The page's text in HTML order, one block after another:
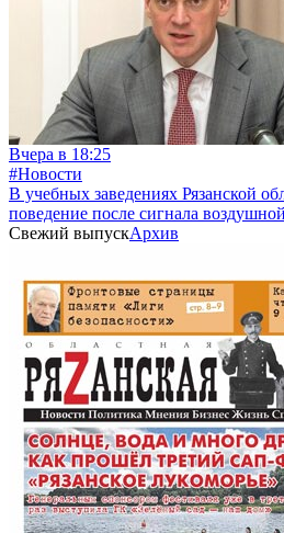
Вчера в 18:25
#Новости
В учебных заведениях Рязанской
поведение после сигнала
Свежий выпускАрхив